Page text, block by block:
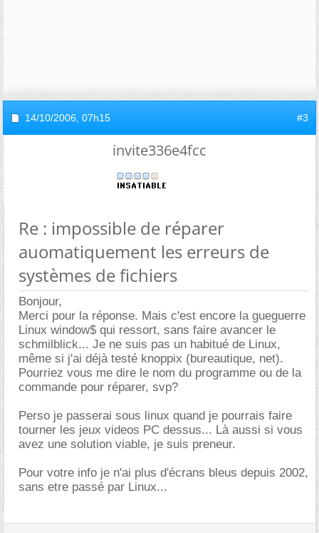
14/10/2006, 07h15 #3
invite336e4fcc
Re : impossible de réparer
auomatiquement les erreurs de
systèmes de fichiers
Bonjour,
Merci pour la réponse. Mais c'est encore la gueguerre
Linux window$ qui ressort, sans faire avancer le
schmilblick... Je ne suis pas un habitué de Linux,
même si j'ai déjà testé knoppix (bureautique, net).
Pourriez vous me dire le nom du programme ou de la
commande pour réparer, svp?
Perso je passerai sous linux quand je pourrais faire
tourner les jeux videos PC dessus... Là aussi si vous
avez une solution viable, je suis preneur.
Pour votre info je n'ai plus d'écrans bleus depuis 2002,
sans etre passé par Linux...